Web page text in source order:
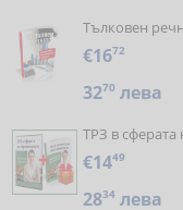
Тълковен
€1672
3270 лева
ТРЗ в сферата
€1449
2834 лева